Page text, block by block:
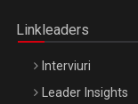
Linkleaders
Interviuri
Leader Insights